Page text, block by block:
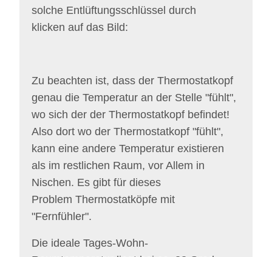
solche Entlüftungsschlüssel durch
klicken auf das Bild:
Zu beachten ist, dass der Thermostatkopf
genau die Temperatur an der Stelle "fühlt",
wo sich der der Thermostatkopf befindet!
Also dort wo der Thermostatkopf "fühlt",
kann eine andere Temperatur existieren
als im restlichen Raum, vor Allem in
Nischen. Es gibt für dieses
Problem Thermostatköpfe mit
"Fernfühler".
Die ideale Tages-Wohn-